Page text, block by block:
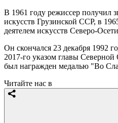
В 1961 году режиссер получил
искусств Грузинской ССР, в
деятелем искусств Северо-
Он скончался 23 декабря 1992
2017-го указом главы
был награжден медалью "Во
Читайте нас в